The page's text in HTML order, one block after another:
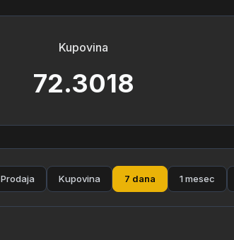
Kupovina
72.3018
Prodaja Kupovina 7 dana 1 mesec